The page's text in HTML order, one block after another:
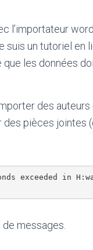
l’importateur
un tutoriel en
les données
des auteurs
pièces jointes
exceeded in
messages.